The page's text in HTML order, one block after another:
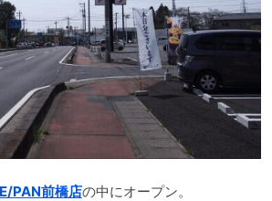
PAN前橋店の中にオープン。